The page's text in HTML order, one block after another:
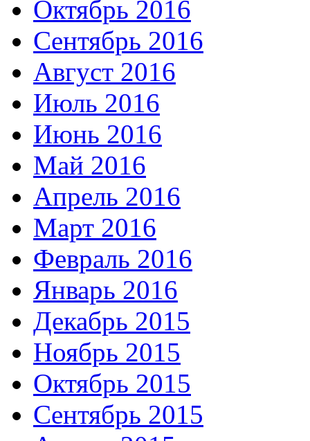
Октябрь 2016
Сентябрь 2016
Август 2016
Июль 2016
Июнь 2016
Май 2016
Апрель 2016
Март 2016
Февраль 2016
Январь 2016
Декабрь 2015
Ноябрь 2015
Октябрь 2015
Сентябрь 2015